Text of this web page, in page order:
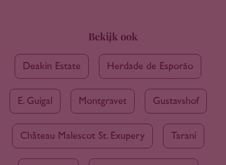
Bekijk ook
Deakin Estate Herdade de Esporão
E. Guigal Montgravet Gustavshof
Château Malescot St. Exupery Tarani